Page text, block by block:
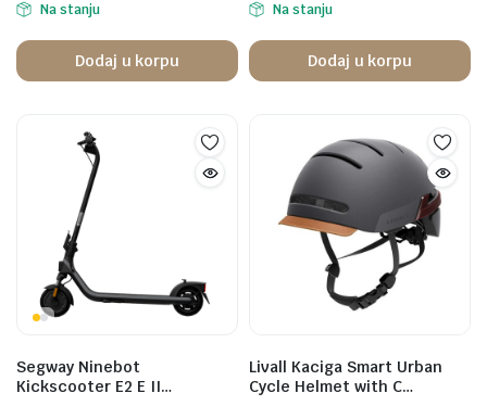
Na stanju
Dodaj u korpu
Na stanju
Dodaj u korpu
Segway Ninebot
Kickscooter E2 E II…
Livall Kaciga Smart Urban
Cycle Helmet with C…